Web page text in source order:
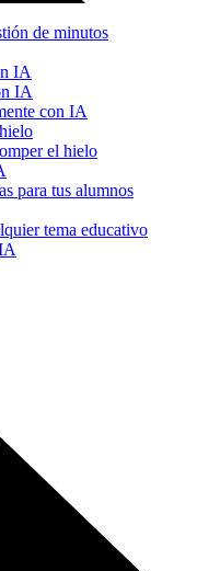
de minutos
IA
IA
con IA
el hielo
para tus alumnos
tema educativo